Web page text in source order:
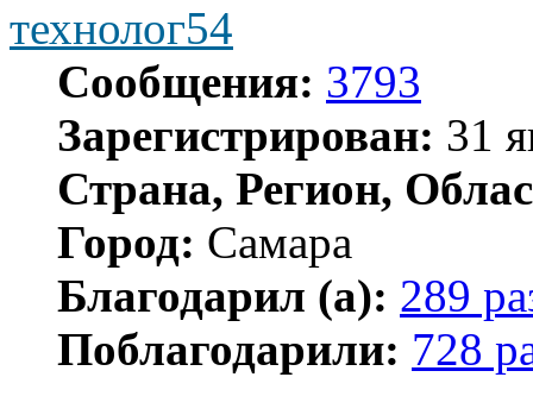
технолог54
Сообщения: 3793
Зарегистрирован: 31
Страна, Регион,
Город: Самара
Благодарил (а): 289
Поблагодарили: 728